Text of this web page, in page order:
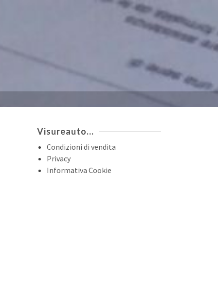
Visureauto…
Condizioni di vendita
Privacy
Informativa Cookie